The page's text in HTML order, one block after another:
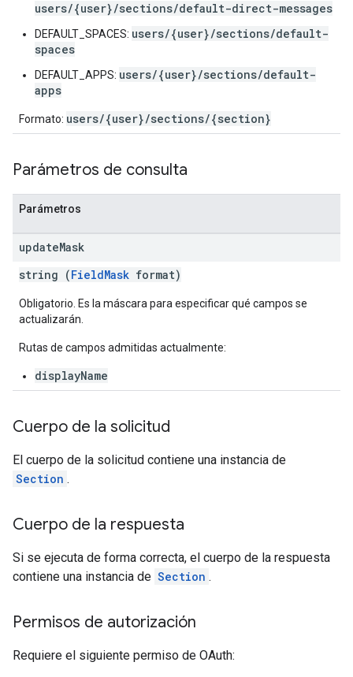
users/{user}/sections/default-direct-messages
DEFAULT_SPACES: users/{user}/sections/default-
spaces
DEFAULT_APPS: users/{user}/sections/default-
apps
Formato: users/{user}/sections/{section}
Parámetros de consulta
Parámetros
updateMask
string (FieldMask format)
Obligatorio. Es la máscara para especificar qué campos se
actualizarán.
Rutas de campos admitidas actualmente:
displayName
Cuerpo de la solicitud
El cuerpo de la solicitud contiene una instancia de
Section .
Cuerpo de la respuesta
Si se ejecuta de forma correcta, el cuerpo de la respuesta
contiene una instancia de Section .
Permisos de autorización
Requiere el siguiente permiso de OAuth: